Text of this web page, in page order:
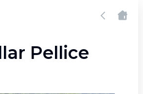
Pellice